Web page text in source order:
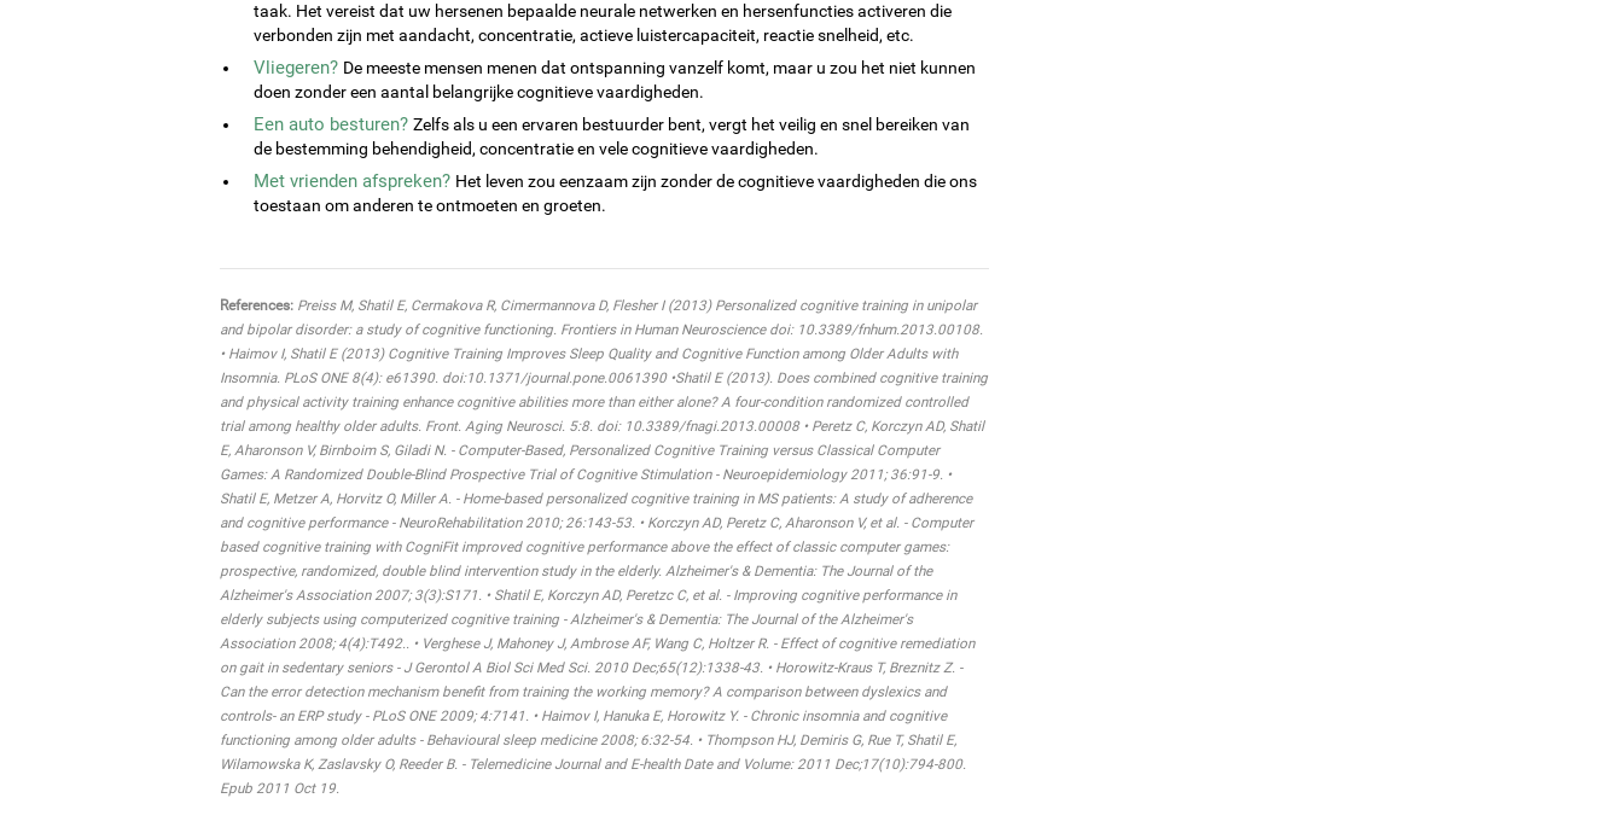
taak. Het vereist dat uw hersenen bepaalde neurale netwerken en hersenfuncties activeren die
verbonden zijn met aandacht, concentratie, actieve luistercapaciteit, reactie snelheid, etc.
Vliegeren? De meeste mensen menen dat ontspanning vanzelf komt, maar u zou het niet kunnen
doen zonder een aantal belangrijke cognitieve vaardigheden.
Een auto besturen? Zelfs als u een ervaren bestuurder bent, vergt het veilig en snel bereiken van
de bestemming behendigheid, concentratie en vele cognitieve vaardigheden.
Met vrienden afspreken? Het leven zou eenzaam zijn zonder de cognitieve vaardigheden die ons
toestaan om anderen te ontmoeten en groeten.
References: Preiss M, Shatil E, Cermakova R, Cimermannova D, Flesher I (2013) Personalized cognitive training in unipolar
and bipolar disorder: a study of cognitive functioning. Frontiers in Human Neuroscience doi: 10.3389/fnhum.2013.00108.
• Haimov I, Shatil E (2013) Cognitive Training Improves Sleep Quality and Cognitive Function among Older Adults with
Insomnia. PLoS ONE 8(4): e61390. doi:10.1371/journal.pone.0061390 •Shatil E (2013). Does combined cognitive training
and physical activity training enhance cognitive abilities more than either alone? A four-condition randomized controlled
trial among healthy older adults. Front. Aging Neurosci. 5:8. doi: 10.3389/fnagi.2013.00008 • Peretz C, Korczyn AD, Shatil
E, Aharonson V, Birnboim S, Giladi N. - Computer-Based, Personalized Cognitive Training versus Classical Computer
Games: A Randomized Double-Blind Prospective Trial of Cognitive Stimulation - Neuroepidemiology 2011; 36:91-9. •
Shatil E, Metzer A, Horvitz O, Miller A. - Home-based personalized cognitive training in MS patients: A study of adherence
and cognitive performance - NeuroRehabilitation 2010; 26:143-53. • Korczyn AD, Peretz C, Aharonson V, et al. - Computer
based cognitive training with CogniFit improved cognitive performance above the effect of classic computer games:
prospective, randomized, double blind intervention study in the elderly. Alzheimer's & Dementia: The Journal of the
Alzheimer's Association 2007; 3(3):S171. • Shatil E, Korczyn AD, Peretzc C, et al. - Improving cognitive performance in
elderly subjects using computerized cognitive training - Alzheimer's & Dementia: The Journal of the Alzheimer's
Association 2008; 4(4):T492.. • Verghese J, Mahoney J, Ambrose AF, Wang C, Holtzer R. - Effect of cognitive remediation
on gait in sedentary seniors - J Gerontol A Biol Sci Med Sci. 2010 Dec;65(12):1338-43. • Horowitz-Kraus T, Breznitz Z. -
Can the error detection mechanism benefit from training the working memory? A comparison between dyslexics and
controls- an ERP study - PLoS ONE 2009; 4:7141. • Haimov I, Hanuka E, Horowitz Y. - Chronic insomnia and cognitive
functioning among older adults - Behavioural sleep medicine 2008; 6:32-54. • Thompson HJ, Demiris G, Rue T, Shatil E,
Wilamowska K, Zaslavsky O, Reeder B. - Telemedicine Journal and E-health Date and Volume: 2011 Dec;17(10):794-800.
Epub 2011 Oct 19.